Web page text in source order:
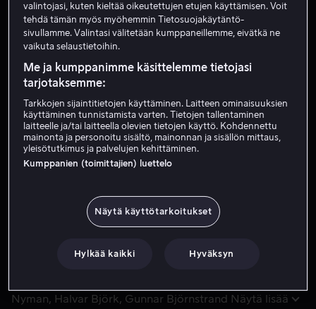
Syyssonaatti
8.1 Draama 1978
HD
Vuokraa 4,99 €
Osta 10,99 €
lapsiaan vuosikausia, menee vierailulle tyttärensä Evan
luokse. Siellä on yllättäen myös hänen toinen tyttärensä,
Nyman
Halvar Björk Gunnar Björnstrand
Näytä lisää
valintojasi, kuten kieltää oikeutettujen etujen käyttämisen. Voit
tehdä tämän myös myöhemmin Tietosuojakäytäntö-
sivullamme. Valintasi välitetään kumppaneillemme, eivätkä ne
vaikuta selaustietoihin.
Me ja kumppanimme käsittelemme tietojasi
tarjotaksemme:
Tarkkojen sijaintitietojen käyttäminen. Laitteen ominaisuuksien
käyttäminen tunnistamista varten. Tietojen tallentaminen
laitteelle ja/tai laitteella olevien tietojen käyttö. Kohdennettu
mainonta ja personoitu sisältö, mainonnan ja sisällön mittaus,
yleisötutkimus ja palvelujen kehittäminen.
Kumppanien (toimittajien) luettelo
Näytä käyttötarkoitukset
Hylkää kaikki Hyväksyn